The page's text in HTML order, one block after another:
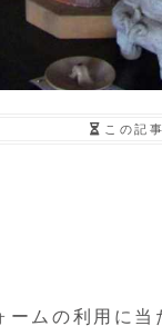
この記
ムの利用に当